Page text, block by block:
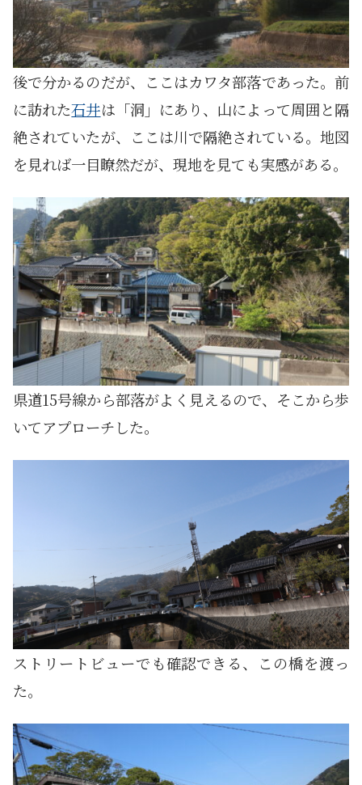
後で分かるのだが、ここはカワタ部落であった。前
に訪れた石井は「洞」にあり、山によって周囲と隔
絶されていたが、ここは川で隔絶されている。地図
を見れば一目瞭然だが、現地を見ても実感がある。
県道15号線から部落がよく見えるので、そこから歩
いてアプローチした。
ストリートビューでも確認できる、この橋を渡っ
た。